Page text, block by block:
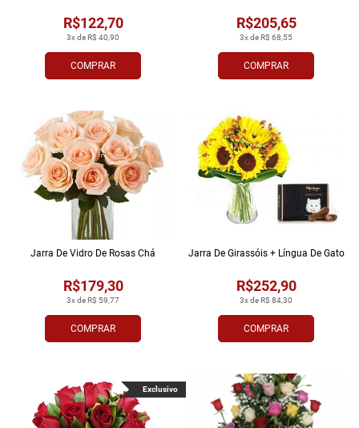
COMPRAR
3x de R$ 40,90
R$122,70
COMPRAR
3x de R$ 68,55
R$205,65
COMPRAR
3x de R$ 59,77
R$179,30
Jarra De Vidro De Rosas Chá
COMPRAR
3x de R$ 84,30
R$252,90
Jarra De Girassóis + Língua De Gato
Exclusivo